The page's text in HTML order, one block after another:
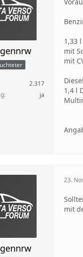
2.317
ja
1,33
mit
mit
1,4 l
23.
mit